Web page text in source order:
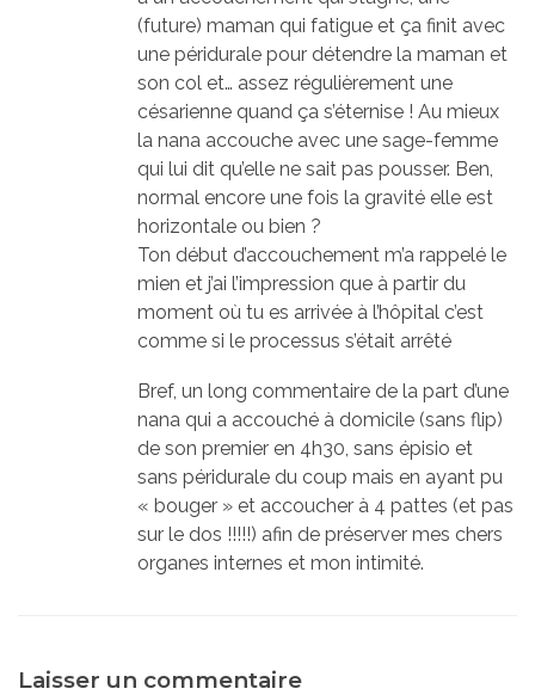
(future) maman qui fatigue et ça finit avec
une péridurale pour détendre la maman et
son col et… assez régulièrement une
césarienne quand ça s’éternise ! Au mieux
la nana accouche avec une sage-femme
qui lui dit qu’elle ne sait pas pousser. Ben,
normal encore une fois la gravité elle est
horizontale ou bien ?
Ton début d’accouchement m’a rappelé le
mien et j’ai l’impression que à partir du
moment où tu es arrivée à l’hôpital c’est
comme si le processus s’était arrêté
Bref, un long commentaire de la part d’une
nana qui a accouché à domicile (sans flip)
de son premier en 4h30, sans épisio et
sans péridurale du coup mais en ayant pu
« bouger » et accoucher à 4 pattes (et pas
sur le dos !!!!!) afin de préserver mes chers
organes internes et mon intimité.
Laisser un commentaire